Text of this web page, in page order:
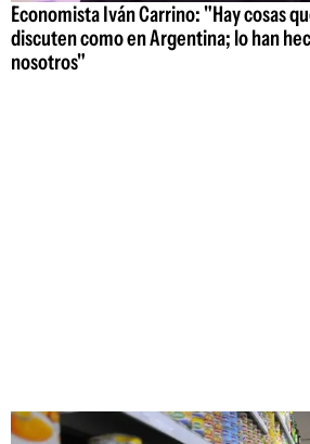
Economista Iván Carrino: "Hay cosas
discuten como en Argentina; lo han
nosotros"